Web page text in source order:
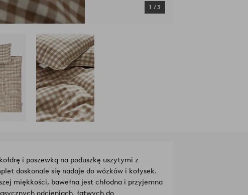
1 /3
i poszewką na poduszkę uszytymi z
doskonale się nadaje do wózków i kołysek.
miękkości, bawełna jest chłodna i przyjemna
odcieniach, łatwych do